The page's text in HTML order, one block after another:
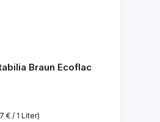
Braun Ecoflac
€ / 1 Liter)